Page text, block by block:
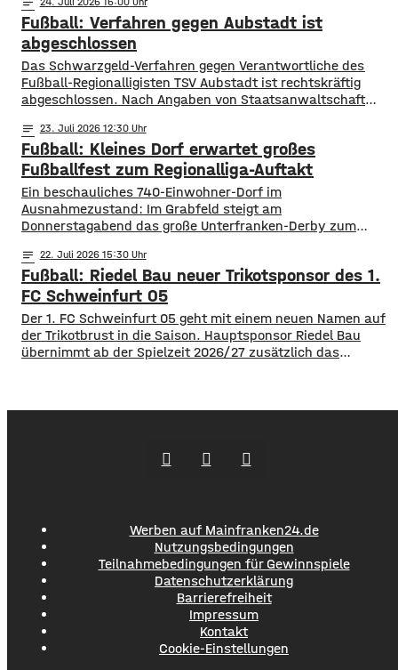
Minuten köpfte Neuzugang Prodanovic die
Heimmannschaft zum 1:0. In der 34. Minute dann aber der
Ausgleich für die Löwen. Noch
Fußball: Verfahren gegen Aubstadt ist
abgeschlossen
Das Schwarzgeld-Verfahren gegen Verantwortliche des
Fußball-Regionalligisten TSV Aubstadt ist rechtskräftig
abgeschlossen. Nach Angaben von Staatsanwaltschaft
Verantwortliche verurteilt. Das Amtsgericht Würzburg
verhängte jeweils ein Jahr Freiheitsstrafe auf Bewährung
sowie zusätzliche Geldstrafen in Höhe von insgesamt rund
einer Million Euro. Die Ermittler hatten nachgewiesen, dass
Spieler und Trainer zwischen 2018 und
notes 23. Juli 2026 12:30
Fußball: Kleines Dorf erwartet großes
Fußballfest zum Regionalliga-Auftakt
Ein beschauliches 740-Einwohner-Dorf im
Ausnahmezustand: Im Grabfeld steigt am
Donnerstagabend das große Unterfranken-Derby zum
empfängt um 19 Uhr den 1. FC Schweinfurt 05. Der Verein
rechnet nach eigenen Angaben mit rund 2.500 Besuchern
für das Eröffnungsspiel. Maximal könnten sogar bis zu
3.000 Fans in die NGN-Arena kommen. Das
notes 22. Juli 2026 15:30
Fußball: Riedel Bau neuer Trikotsponsor des 1.
FC Schweinfurt 05
Der 1. FC Schweinfurt 05 geht mit einem neuen Namen auf
der Trikotbrust in die Saison. Hauptsponsor Riedel Bau
übernimmt ab der Spielzeit 2026/27 zusätzlich das
Werben auf Mainfranken24.de
Nutzungsbedingungen
Teilnahmebedingungen für Gewinnspiele
Datenschutzerklärung
Barrierefreiheit
Impressum
Kontakt
Cookie-Einstellungen